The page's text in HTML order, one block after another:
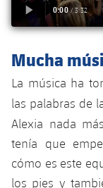
Mucha
La música ha
las palabras de
Alexia nada
tenía que
cómo es este
los pies y